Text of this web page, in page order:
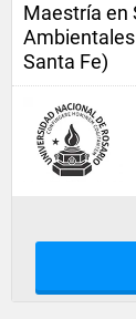
Maestría en
Santa Fe)